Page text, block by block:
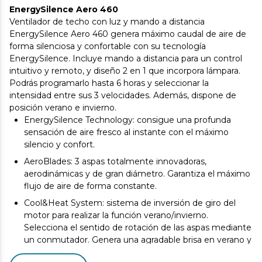
EnergySilence Aero 460
Ventilador de techo con luz y mando a distancia
EnergySilence Aero 460 genera máximo caudal de aire de
forma silenciosa y confortable con su tecnología
EnergySilence. Incluye mando a distancia para un control
intuitivo y remoto, y diseño 2 en 1 que incorpora lámpara.
Podrás programarlo hasta 6 horas y seleccionar la
intensidad entre sus 3 velocidades. Además, dispone de
posición verano e invierno.
EnergySilence Technology: consigue una profunda
sensación de aire fresco al instante con el máximo
silencio y confort.
AeroBlades: 3 aspas totalmente innovadoras,
aerodinámicas y de gran diámetro. Garantiza el máximo
flujo de aire de forma constante.
Cool&Heat System: sistema de inversión de giro del
motor para realizar la función verano/invierno.
Selecciona el sentido de rotación de las aspas mediante
un conmutador. Genera una agradable brisa en verano y
un ambiente cálido en invierno.